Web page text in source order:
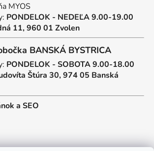
MYOS
PONDELOK - NEDEĽA 9.00-19.00
11, 960 01 Zvolen
BANSKÁ BYSTRICA
PONDELOK - SOBOTA 9.00-18.00
Štúra 30, 974 05 Banská
a SEO